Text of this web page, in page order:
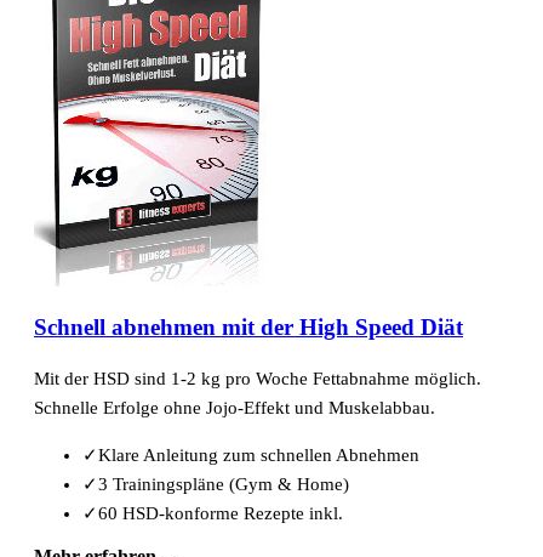
Schnell abnehmen mit der High Speed Diät
Mit der HSD sind 1-2 kg pro Woche Fettabnahme möglich.
Schnelle Erfolge ohne Jojo-Effekt und Muskelabbau.
✓Klare Anleitung zum schnellen Abnehmen
✓3 Trainingspläne (Gym & Home)
✓60 HSD-konforme Rezepte inkl.